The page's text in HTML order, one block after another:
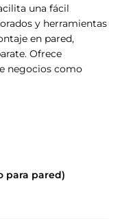
una fácil
y herramientas
en pared,
Ofrece
negocios como
para pared)